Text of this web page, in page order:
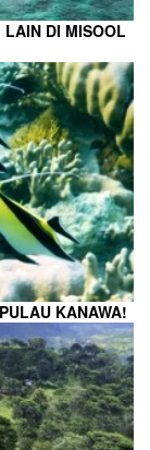
LAIN DI MISOOL
KANAWA!